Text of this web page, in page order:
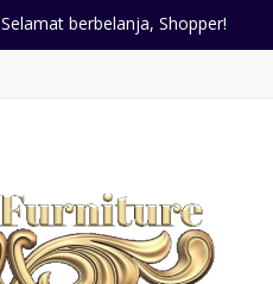
Selamat berbelanja, Shopper!